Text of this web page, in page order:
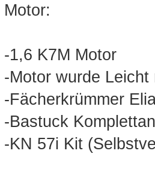
Motor:
-1,6 K7M Motor
-Motor wurde Leicht
-Fächerkrümmer
-Bastuck
-KN 57i Kit